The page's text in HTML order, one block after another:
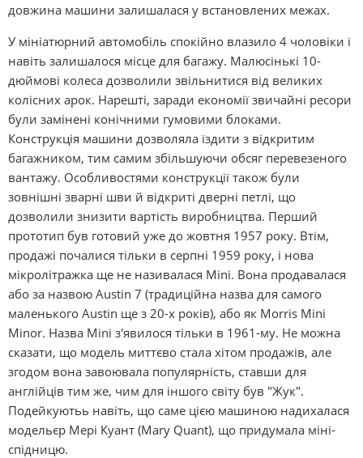
довжина машини залишалася у встановлених межах.
У мініатюрний автомобіль спокійно влазило 4 чоловіки і
навіть залишалося місце для багажу. Малюсінькі 10-
дюймові колеса дозволили звільнитися від великих
колісних арок. Нарешті, заради економії звичайні ресори
були замінені конічними гумовими блоками.
Конструкція машини дозволяла їздити з відкритим
багажником, тим самим збільшуючи обсяг перевезеного
вантажу. Особливостями конструкції також були
зовнішні зварні шви й відкриті дверні петлі, що
дозволили знизити вартість виробництва. Перший
прототип був готовий уже до жовтня 1957 року. Втім,
продажі почалися тільки в серпні 1959 року, і нова
мікролітражка ще не називалася Mіnі. Вона продавалася
або за назвою Austіn 7 (традиційна назва для самого
маленького Austіn ще з 20-х років), або як Morrіs Mіnі
Mіnor. Назва Mіnі з'явилося тільки в 1961-му. Не можна
сказати, що модель миттєво стала хітом продажів, але
згодом вона завоювала популярність, ставши для
англійців тим же, чим для іншого світу був "Жук".
Подейкуютьь навіть, що саме цією машиною надихалася
модельєр Мері Куант (Mary Quant), що придумала міні-
спідницю.